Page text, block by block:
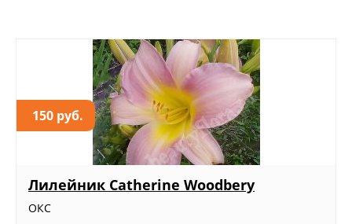
150 руб.
Лилейник Catherine Woodbery
ОКС